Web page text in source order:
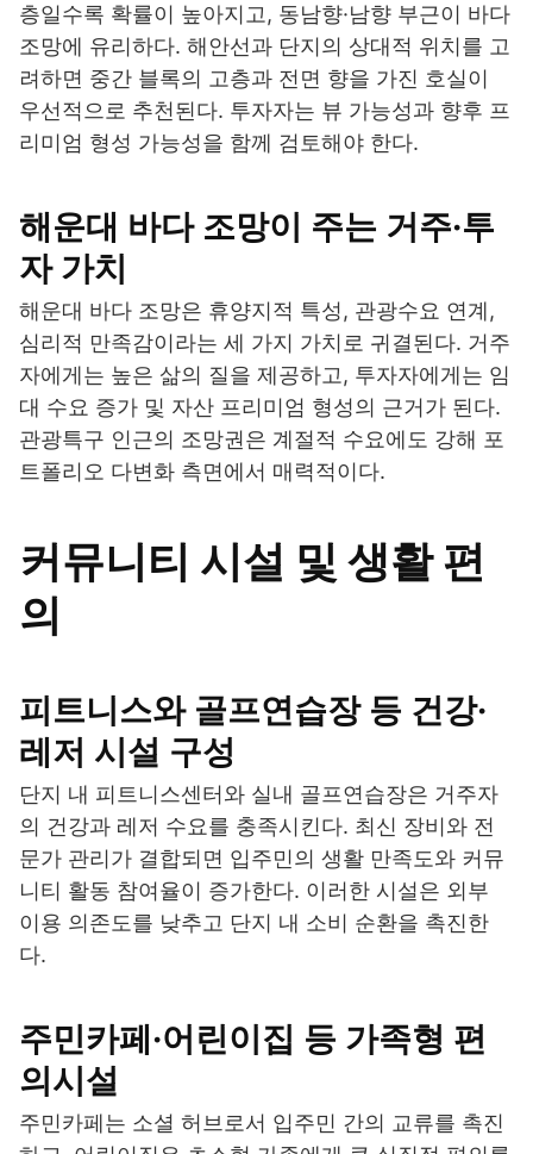
층일수록 확률이 높아지고, 동남향·남향 부근이 바다
조망에 유리하다. 해안선과 단지의 상대적 위치를 고
려하면 중간 블록의 고층과 전면 향을 가진 호실이
우선적으로 추천된다. 투자자는 뷰 가능성과 향후 프
리미엄 형성 가능성을 함께 검토해야 한다.
해운대 바다 조망이 주는 거주·투
자 가치
해운대 바다 조망은 휴양지적 특성, 관광수요 연계,
심리적 만족감이라는 세 가지 가치로 귀결된다. 거주
자에게는 높은 삶의 질을 제공하고, 투자자에게는 임
대 수요 증가 및 자산 프리미엄 형성의 근거가 된다.
관광특구 인근의 조망권은 계절적 수요에도 강해 포
트폴리오 다변화 측면에서 매력적이다.
커뮤니티 시설 및 생활 편
의
피트니스와 골프연습장 등 건강·
레저 시설 구성
단지 내 피트니스센터와 실내 골프연습장은 거주자
의 건강과 레저 수요를 충족시킨다. 최신 장비와 전
문가 관리가 결합되면 입주민의 생활 만족도와 커뮤
니티 활동 참여율이 증가한다. 이러한 시설은 외부
이용 의존도를 낮추고 단지 내 소비 순환을 촉진한
다.
주민카페·어린이집 등 가족형 편
의시설
주민카페는 소셜 허브로서 입주민 간의 교류를 촉진